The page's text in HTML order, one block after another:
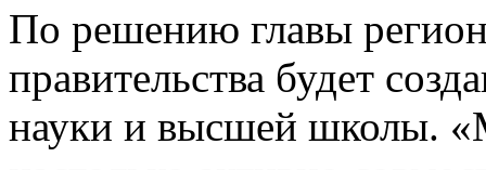
По решению главы
правительства будет
науки и высшей школы.